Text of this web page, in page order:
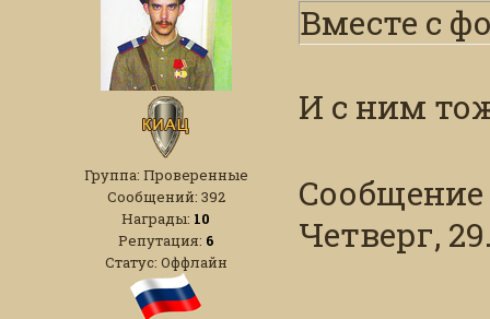
Группа: Проверенные
Сообщений: 392
Награды: 10
Репутация: 6
Статус: Оффлайн
Вместе с
И с ним
Четверг,